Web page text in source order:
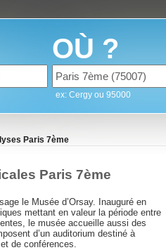
OÙ ?
ex: Cergy ou 95000
Paris 7ème
Paris 7ème
le Musée d’Orsay. Inauguré en
mettant en valeur la période entre
le musée accueille aussi des
d’un auditorium destiné à
de conférences.